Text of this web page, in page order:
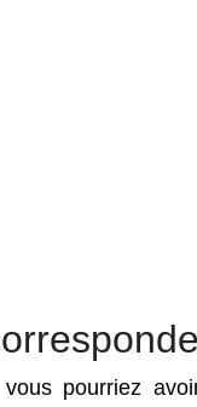
pourriez